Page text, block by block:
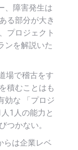
、障害発生は
る部分が大き
プロジェクト
ンを解説いた
場で稽古をす
積むことはも
効な 「プロジ
1人の能力と
つかない。
らは企業レベ